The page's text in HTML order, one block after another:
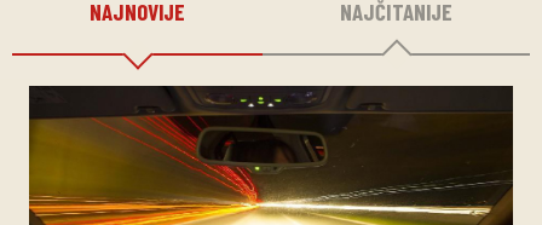
NAJNOVIJE NAJČITANIJE